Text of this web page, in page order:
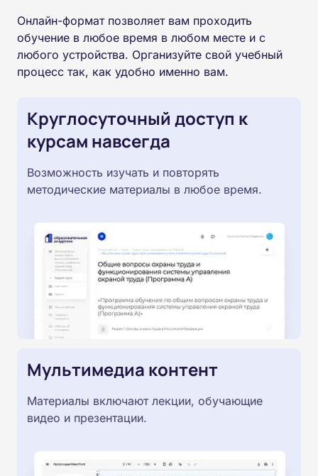
Онлайн-формат позволяет вам проходить
обучение в любое время в любом месте и с
любого устройства. Организуйте свой учебный
процесс так, как удобно именно вам.
Круглосуточный доступ к
курсам навсегда
Возможность изучать и повторять
методические материалы в любое время.
Мультимедиа контент
Материалы включают лекции, обучающие
видео и презентации.